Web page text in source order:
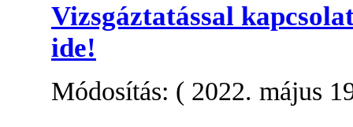
Vizsgáztatással
ide!
Módosítás: ( 2022. május